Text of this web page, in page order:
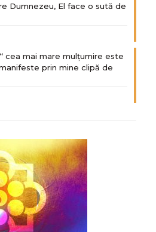
Dumnezeu, El face o sută de
cea mai mare mulțumire este
prin mine clipă de